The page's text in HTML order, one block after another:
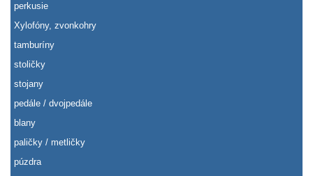
perkusie
Xylofóny, zvonkohry
tamburíny
stoličky
stojany
pedále / dvojpedále
blany
paličky / metličky
púzdra